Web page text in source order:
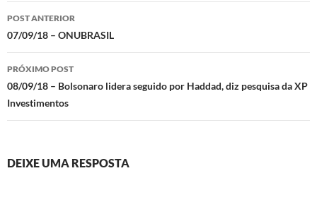
Navegação
de
posts
POST ANTERIOR
07/09/18 – ONUBRASIL
PRÓXIMO POST
08/09/18 – Bolsonaro lidera seguido por Haddad, diz pesquisa da XP
Investimentos
DEIXE UMA RESPOSTA